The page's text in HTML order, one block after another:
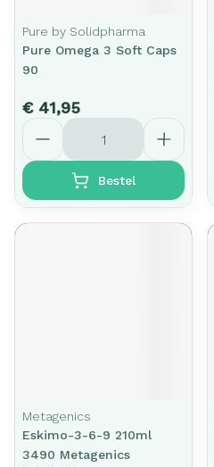
Pure by Solidpharma
Pure Omega 3 Soft Caps
90
€ 41,95
Aantal
Bestel
Metagenics
Eskimo-3-6-9 210ml
3490 Metagenics